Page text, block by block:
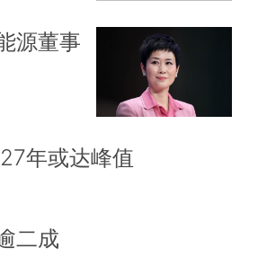
源董事
年或达峰值
二成